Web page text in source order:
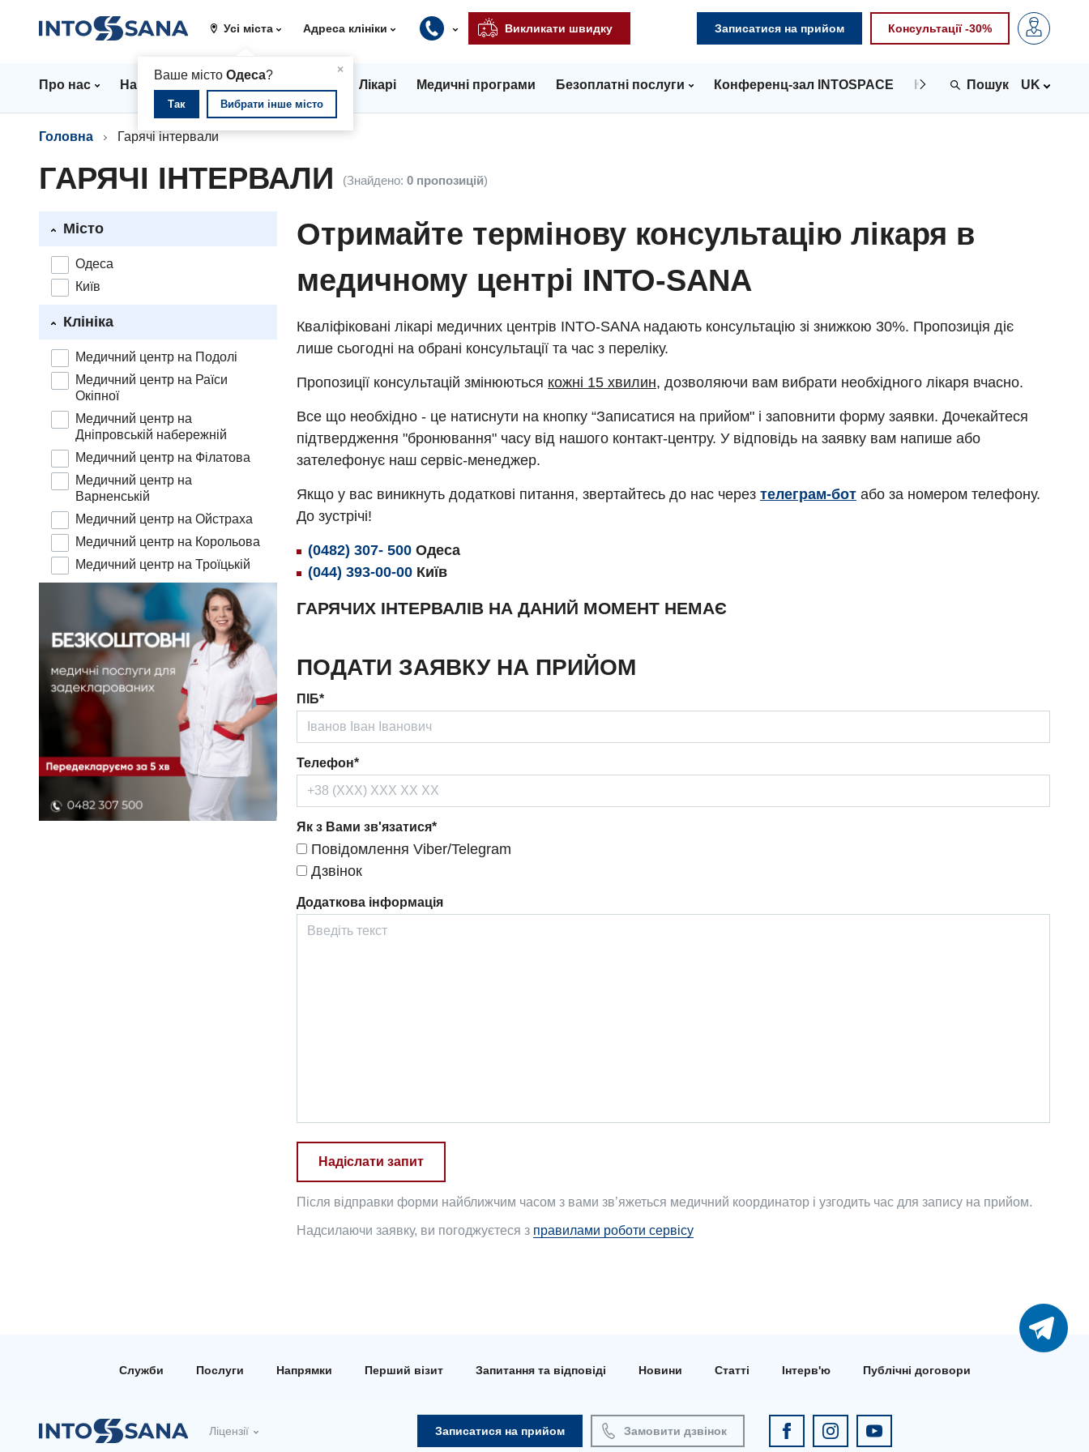
Усі міста
×
Ваше місто Одеса?
Так Вибрати інше місто
Адреса клініки Викликати швидку Записатися на прийом Консультації -30%
Про нас Напрямки Стаціонар Лікарі Медичні програми Безоплатні послуги Конференц-зал INTOSPACE Контакти UK
Головна Гарячі інтервали
ГАРЯЧІ ІНТЕРВАЛИ (Знайдено: 0 пропозицій)
Місто
Одеса
Київ
Клініка
Медичний центр на Подолі
Медичний центр на Раїси
Окіпної
Медичний центр на
Дніпровській набережній
Медичний центр на Філатова
Медичний центр на
Варненській
Медичний центр на Ойстраха
Медичний центр на Корольова
Медичний центр на Троїцькій
Отримайте термінову консультацію лікаря в
медичному центрі INTO-SANA
Кваліфіковані лікарі медичних центрів INTO-SANA надають консультацію зі знижкою 30%. Пропозиція діє
лише сьогодні на обрані консультації та час з переліку.
Пропозиції консультацій змінюються кожні 15 хвилин, дозволяючи вам вибрати необхідного лікаря вчасно.
Все що необхідно - це натиснути на кнопку “Записатися на прийом" і заповнити форму заявки. Дочекайтеся
підтвердження "бронювання" часу від нашого контакт-центру. У відповідь на заявку вам напише або
зателефонує наш сервіс-менеджер.
Якщо у вас виникнуть додаткові питання, звертайтесь до нас через телеграм-бот або за номером телефону.
До зустрічі!
(0482) 307- 500 Одеса
(044) 393-00-00 Київ
ГАРЯЧИХ ІНТЕРВАЛІВ НА ДАНИЙ МОМЕНТ НЕМАЄ
ПОДАТИ ЗАЯВКУ НА ПРИЙОМ
ПІБ*
Телефон*
Як з Вами зв'язатися*
Повідомлення Viber/Telegram
Дзвінок
Додаткова інформація
Надіслати запит
Після відправки форми найближчим часом з вами зв’яжеться медичний координатор і узгодить час для запису на прийом.
Надсилаючи заявку, ви погоджуєтеся з правилами роботи сервісу
Служби Послуги Напрямки Перший візит Запитання та відповіді Новини Статті Інтерв'ю Публічні договори
Ліцензії Записатися на прийом Замовити дзвінок